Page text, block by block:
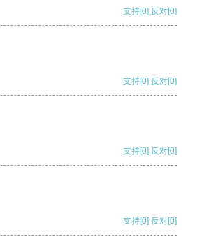
支持[0] 反对[0]
支持[0] 反对[0]
支持[0] 反对[0]
支持[0] 反对[0]